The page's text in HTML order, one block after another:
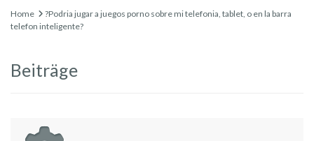
Home
?Podria jugar a juegos porno sobre mi telefonia, tablet, o en la barra
telefon inteligente?
Beiträge